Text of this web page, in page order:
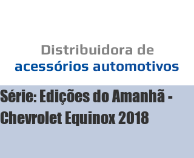
Distribuidora de
acessórios automotivos
Um elo de bons
Série: Edições do Amanhã -
Chevrolet Equinox 2018